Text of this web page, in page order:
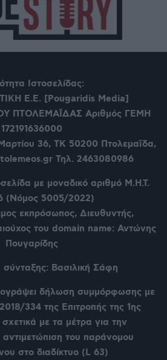
Ιστοσελίδας:
Ε.Ε. [Pougaridis Media]
ΠΤΟΛΕΜΑΪΔΑΣ Αριθμός ΓΕΜΗ
172191636000
36, ΤΚ 50200 Πτολεμαΐδα,
Τηλ. 2463080986
με μοναδικό αριθμό Μ.Η.Τ.
(Νόμος 5005/2022)
εκπρόσωπος, Διευθυντής,
του domain name: Αντώνης
Πουγαρίδης
σύνταξης: Βασιλική Σάφη
δήλωση συμμόρφωσης με
334 της Επιτροπής της 1ης
με τα μέτρα για την
αντιμετώπιση του παράνομου
στο διαδίκτυο (L 63)